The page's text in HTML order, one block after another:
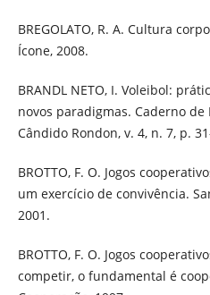
BREGOLATO, R. A. Cultura
Ícone, 2008.
BRANDL NETO, I. Voleibol:
novos paradigmas. Caderno de
Cândido Rondon, v. 4, n. 7, p.
BROTTO, F. O. Jogos
um exercício de convivência.
2001.
BROTTO, F. O. Jogos
competir, o fundamental é